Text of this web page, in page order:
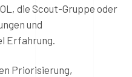
die Scout-Gruppe oder
und
Erfahrung.
Priorisierung,